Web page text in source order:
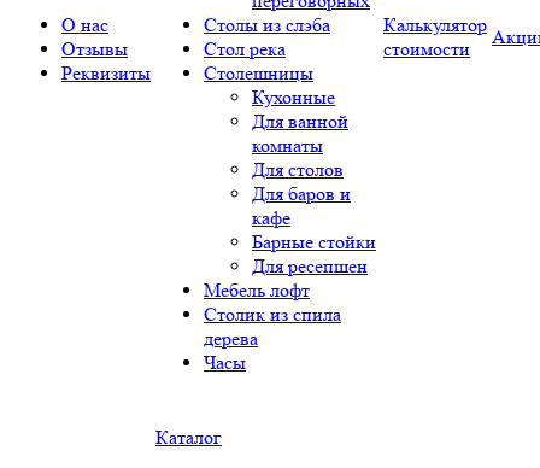
О нас
Отзывы
Реквизиты
Столы из слэба
Стол река
Столешницы
Кухонные
Для ванной
комнаты
Для столов
Для баров и
кафе
Барные стойки
Для ресепшен
Мебель лофт
Столик из спила
дерева
Часы
Калькулятор
стоимости
Каталог